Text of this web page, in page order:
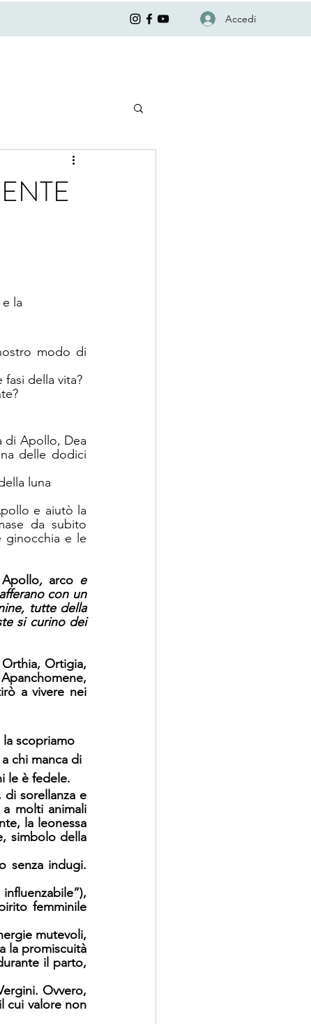
Accedi
la
modo di
di Apollo, Dea
delle dodici
luna
da subito
ginocchia e le
, arco
e
con un
tutte della
si curino dei
Ortigia,
a vivere nei
scopriamo
chi manca di
le è fedele.
sorellanza e
molti animali
la leonessa
simbolo della
senza indugi.
femminile
mutevoli,
la promiscuità
il parto,
Ovvero,
cui valore non